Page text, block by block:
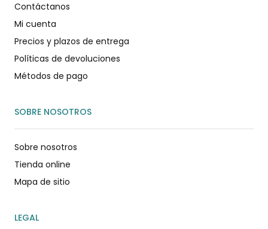
Contáctanos
Mi cuenta
Precios y plazos de entrega
Políticas de devoluciones
Métodos de pago
SOBRE NOSOTROS
Sobre nosotros
Tienda online
Mapa de sitio
LEGAL